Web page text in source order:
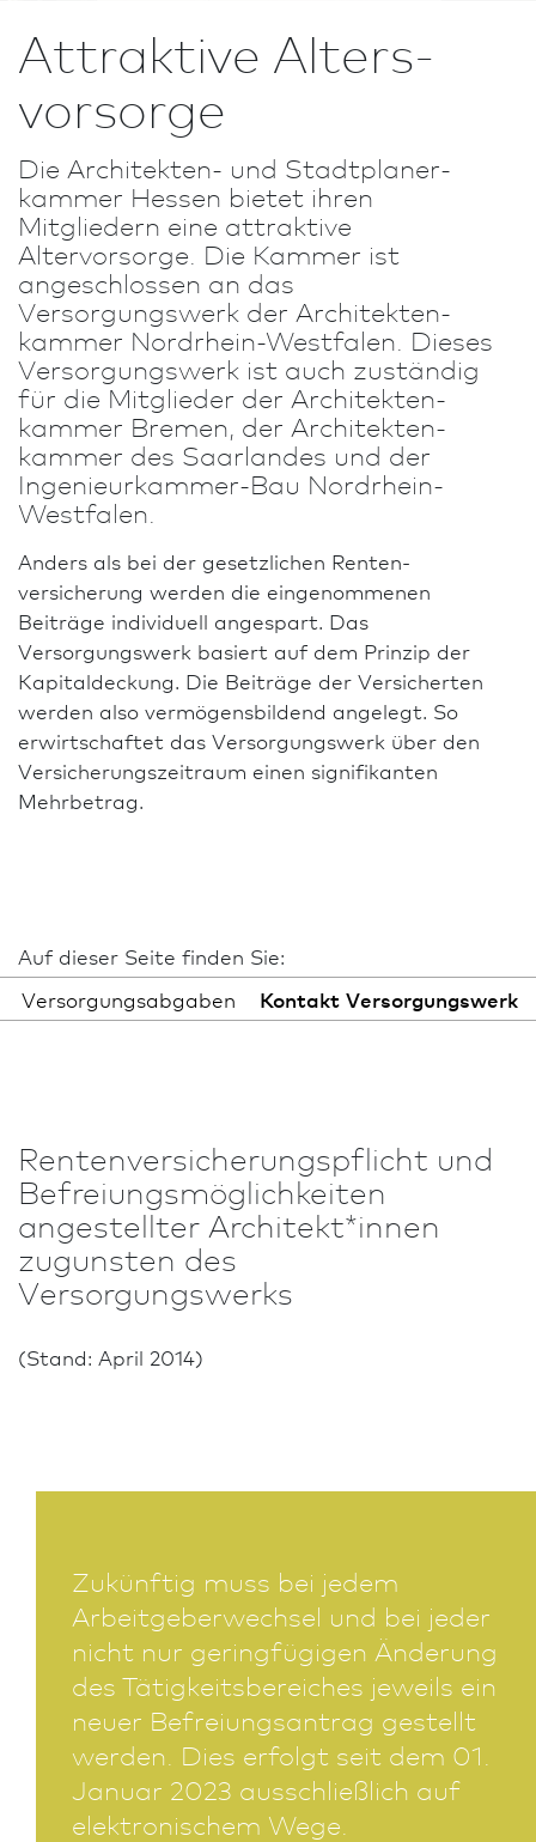
Attraktive Alters­
vorsorge
Die Architekten- und Stadt­planer­
kammer Hessen bietet ihren
Mitgliedern eine attraktive
Altervorsorge. Die Kammer ist
angeschlossen an das
Versorgungswerk der Architekten­
kammer Nordrhein-Westfalen. Dieses
Versorgungswerk ist auch zuständig
für die Mitglieder der Architekten­
kammer Bremen, der Architekten­
kammer des Saarlandes und der
Ingenieurkammer-Bau Nordrhein-
Westfalen.
Anders als bei der gesetzlichen Renten­
versicherung werden die eingenommenen
Beiträge individuell angespart. Das
Versorgungswerk basiert auf dem Prinzip der
Kapitaldeckung. Die Beiträge der Versicherten
werden also vermögensbildend angelegt. So
erwirtschaftet das Versorgungswerk über den
Versicherungs­zeitraum einen signifikanten
Mehrbetrag.
Auf dieser Seite finden Sie:
Versorgungsabgaben
Kontakt Versorgungswerk
Renten­versicherungs­pflicht und
Befreiungsmöglichkeiten
angestellter Architekt*innen
zugunsten des
Versorgungswerks
(Stand: April 2014)
Zukünftig muss bei jedem
Arbeitgeberwechsel und bei jeder
nicht nur geringfügigen Änderung
des Tätigkeitsbereiches jeweils ein
neuer Befreiungs­antrag gestellt
werden. Dies erfolgt seit dem 01.
Januar 2023 ausschließlich auf
elektronischem Wege.